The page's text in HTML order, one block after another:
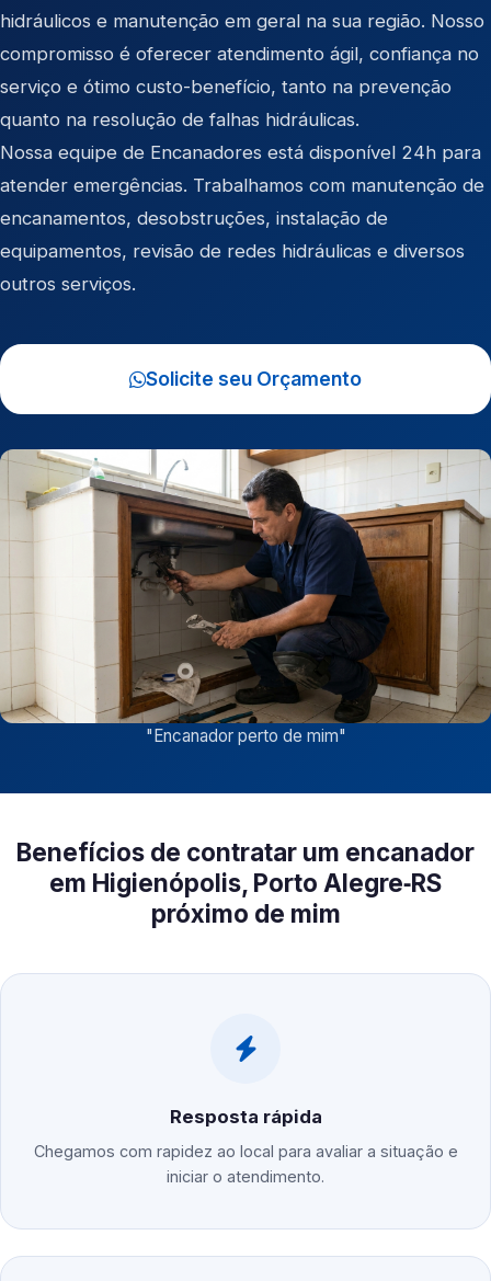
hidráulicos e manutenção em geral na sua região. Nosso
compromisso é oferecer atendimento ágil, confiança no
serviço e ótimo custo-benefício, tanto na prevenção
quanto na resolução de falhas hidráulicas.
Nossa equipe de Encanadores está disponível 24h para
atender emergências. Trabalhamos com manutenção de
encanamentos, desobstruções, instalação de
equipamentos, revisão de redes hidráulicas e diversos
outros serviços.
Solicite seu Orçamento
"Encanador perto de mim"
Benefícios de contratar um encanador
em Higienópolis, Porto Alegre‑RS
próximo de mim
Resposta rápida
Chegamos com rapidez ao local para avaliar a situação e
iniciar o atendimento.